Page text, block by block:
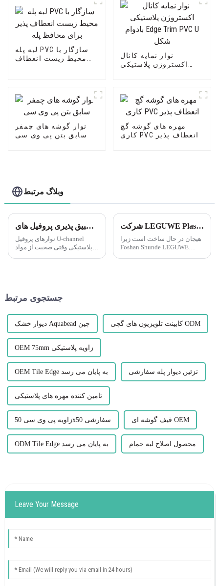
لبه پله PVC سازگار با
محیط زیست انعطاف
نوار نمایه کانال
اکستروژن پلاستیکی
نوار گوشه های چمفر
سابق بتن پی وی سی
مهره های گوشه گچ
کاری PVC انعطاف پذیر
وبلاگ مرتبط
تطبیق پذیری پروفیل های U-channel PVC Leguwe را کشف کنید
نوارهای پروفیل U-channel
پلاستیکی وقتی صحبت از مواد
شرکت LEGUWE Plastics Industrial Co., Ltd برای نمایشگاه ARCHIDEX در مالزی آماده می شود
هیجان در حال ساخت است زیرا
Foshan Shunde LEGUWE
جستجوی مرتبط
دیوار خشک Aquabead چین کابینت تلویزیون های گچی ODM
OEM 75mm زاویه پلاستیکی
OEM Tile Edge به پایان می رسد تزئین دیوار پله سفارشی
تامین کننده مهره های پلاستیکی
زاویه پی وی سی 50x50 سفارشی قیف گوشه ای OEM
ODM Tile Edge به پایان می رسد محصول اصلاح لبه حمام
Leave Your Message